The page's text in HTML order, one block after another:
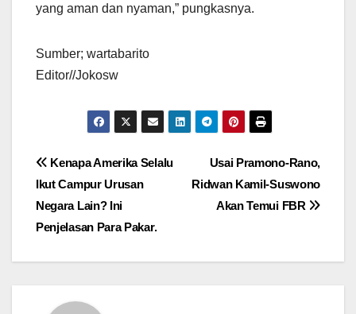
yang aman dan nyaman,” pungkasnya.
Sumber; wartabarito
Editor//Jokosw
Navigasi
pos
Usai Pramono-Rano,
Ridwan Kamil-Suswono
Akan Temui FBR
Kenapa Amerika Selalu
Ikut Campur Urusan
Negara Lain? Ini
Penjelasan Para Pakar.